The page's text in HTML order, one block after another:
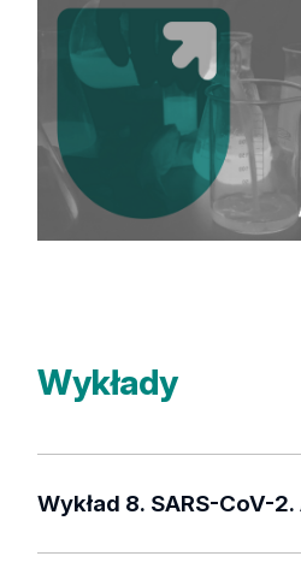
Wykłady
Wykład 8. SARS-CoV-2.